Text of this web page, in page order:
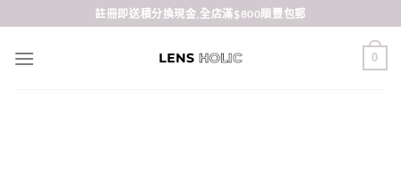
to
content
註冊即送積分換現金,全店滿$800順豐包郵
0